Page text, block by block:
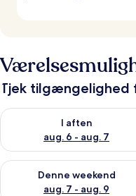
Tjek tilgængelighed
I aften
aug. 6 - aug. 7
Tjek tilgængelighed for i
Denne weekend
aug. 7 - aug. 9
Tjek tilgængelighed for